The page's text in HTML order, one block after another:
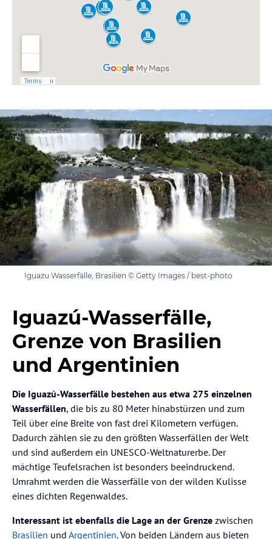
Iguazu Wasserfälle, Brasilien © Getty Images / best-photo
Iguazú-Wasserfälle,
Grenze von Brasilien
und Argentinien
Die Iguazú-Wasserfälle bestehen aus etwa 275 einzelnen
Wasserfällen, die bis zu 80 Meter hinabstürzen und zum
Teil über eine Breite von fast drei Kilometern verfügen.
Dadurch zählen sie zu den größten Wasserfällen der Welt
und sind außerdem ein UNESCO-Weltnaturerbe. Der
mächtige Teufelsrachen ist besonders beeindruckend.
Umrahmt werden die Wasserfälle von der wilden Kulisse
eines dichten Regenwaldes.
Interessant ist ebenfalls die Lage an der Grenze zwischen
Brasilien und Argentinien. Von beiden Ländern aus bieten